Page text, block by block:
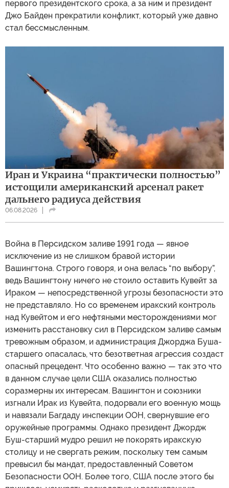
первого президентского срока, а за ним и президент
Джо Байден прекратили конфликт, который уже давно
стал бессмысленным.
Иран и Украина “практически полностью”
истощили американский арсенал ракет
дальнего радиуса действия
06.08.2026
Война в Персидском заливе 1991 года — явное
исключение из не слишком бравой истории
Вашингтона. Строго говоря, и она велась “по выбору”,
ведь Вашингтону ничего не стоило оставить Кувейт за
Ираком — непосредственной угрозы безопасности это
не представляло. Но со временем иракский контроль
над Кувейтом и его нефтяными месторождениями мог
изменить расстановку сил в Персидском заливе самым
тревожным образом, и администрация Джорджа Буша-
старшего опасалась, что безответная агрессия создаст
опасный прецедент. Что особенно важно — так это что
в данном случае цели США оказались полностью
соразмерны их интересам. Вашингтон и союзники
изгнали Ирак из Кувейта, подорвали его военную мощь
и навязали Багдаду инспекции ООН, свернувшие его
оружейные программы. Однако президент Джордж
Буш-старший мудро решил не покорять иракскую
столицу и не свергать режим, поскольку тем самым
превысил бы мандат, предоставленный Советом
Безопасности ООН. Более того, США после этого бы